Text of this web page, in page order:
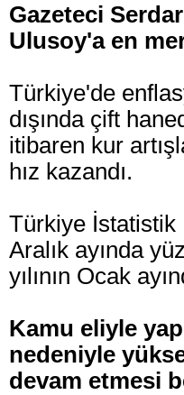
Gazeteci
Ulusoy'a en
Türkiye'de
dışında çift
itibaren kur
hız kazandı.
Türkiye İstatistik
Aralık ayında
yılının Ocak
Kamu eliyle
nedeniyle
devam etmesi